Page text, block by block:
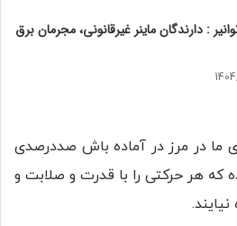
: دارندگان ماینر غیرقانونی، مجرمان برق
ما در مرز در آماده باش صددرصدی
که هر حرکتی را با قدرت و صلابت و